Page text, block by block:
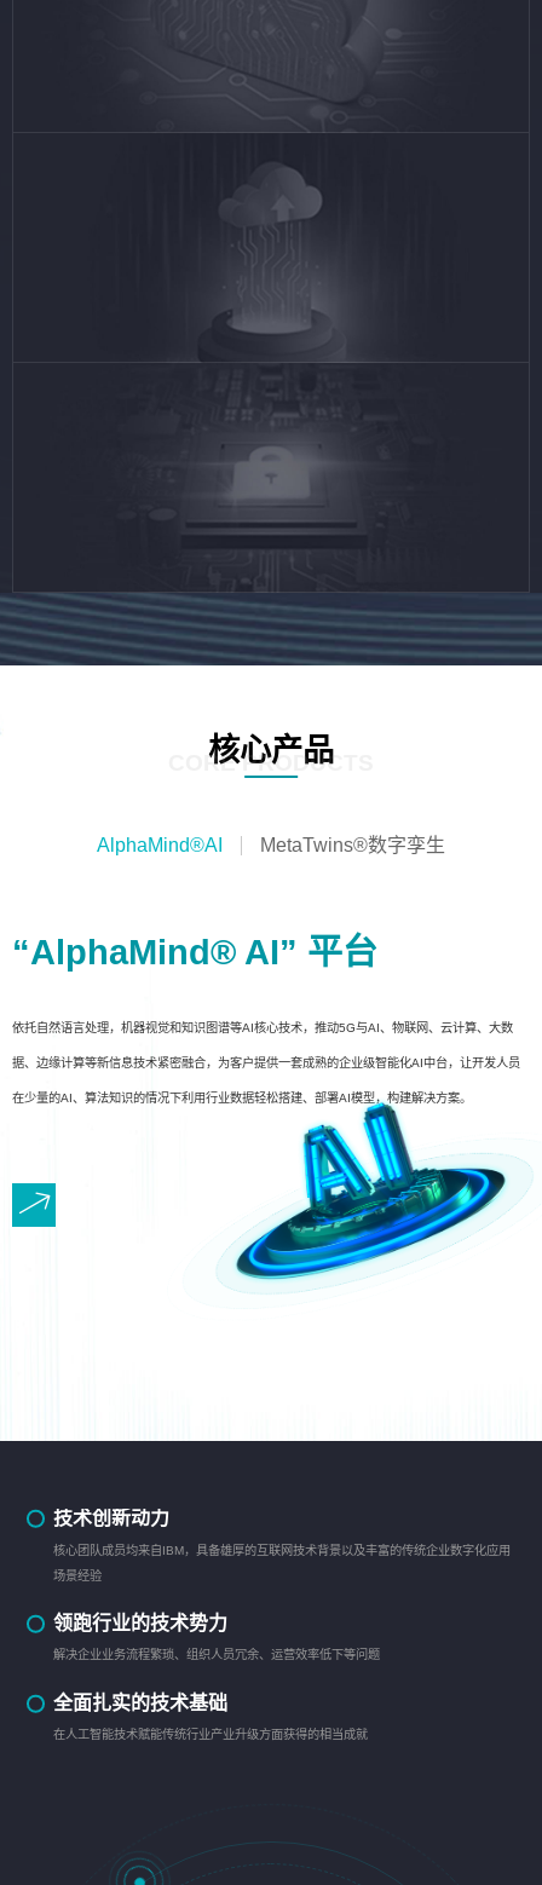
核心产品
CORE PRODUCTS
AlphaMind®AI MetaTwins®数字孪生
“AlphaMind® AI” 平台
依托自然语言处理，机器视觉和知识图谱等AI核心技术，推动5G与AI、物联网、云计算、大数
据、边缘计算等新信息技术紧密融合，为客户提供一套成熟的企业级智能化AI中台，让开发人员
在少量的AI、算法知识的情况下利用行业数据轻松搭建、部署AI模型，构建解决方案。
技术创新动力
核心团队成员均来自IBM，具备雄厚的互联网技术背景以及丰富的传统企业数字化应用
场景经验
领跑行业的技术势力
解决企业业务流程繁琐、组织人员冗余、运营效率低下等问题
全面扎实的技术基础
在人工智能技术赋能传统行业产业升级方面获得的相当成就